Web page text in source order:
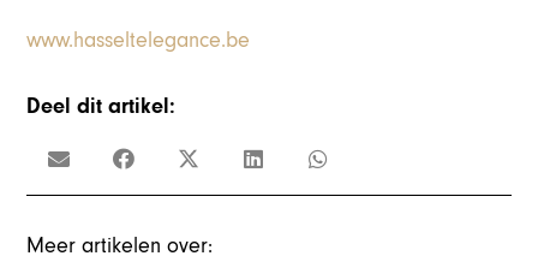
www.hasseltelegance.be
Deel dit artikel:
Meer artikelen over: